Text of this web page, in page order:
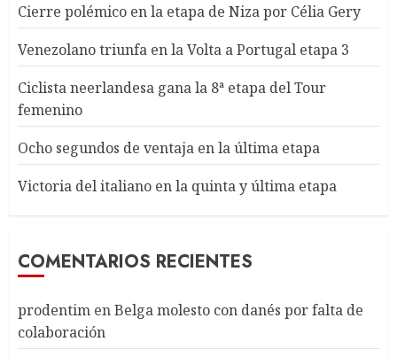
Cierre polémico en la etapa de Niza por Célia Gery
Venezolano triunfa en la Volta a Portugal etapa 3
Ciclista neerlandesa gana la 8ª etapa del Tour
femenino
Ocho segundos de ventaja en la última etapa
Victoria del italiano en la quinta y última etapa
COMENTARIOS RECIENTES
prodentim enBelga molesto con danés por falta de
colaboración